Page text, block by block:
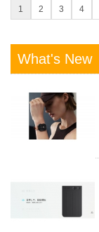
1 2 3 4
What's New